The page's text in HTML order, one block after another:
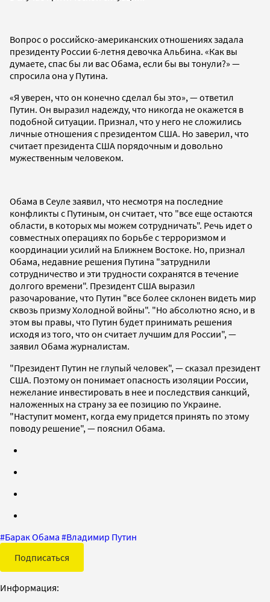
Вопрос о российско-американских отношениях задала
президенту России 6-летня девочка Альбина. «Как вы
думаете, спас бы ли вас Обама, если бы вы тонули?» —
спросила она у Путина.
«Я уверен, что он конечно сделал бы это», — ответил
Путин. Он выразил надежду, что никогда не окажется в
подобной ситуации. Признал, что у него не сложились
личные отношения с президентом США. Но заверил, что
считает президента США порядочным и довольно
мужественным человеком.
Обама в Сеуле заявил, что несмотря на последние
конфликты с Путиным, он считает, что "все еще остаются
области, в которых мы можем сотрудничать". Речь идет о
совместных операциях по борьбе с терроризмом и
координации усилий на Ближнем Востоке. Но, признал
Обама, недавние решения Путина "затруднили
сотрудничество и эти трудности сохранятся в течение
долгого времени". Президент США выразил
разочарование, что Путин "все более склонен видеть мир
сквозь призму Холодной войны". "Но абсолютно ясно, и в
этом вы правы, что Путин будет принимать решения
исходя из того, что он считает лучшим для России", —
заявил Обама журналистам.
"Президент Путин не глупый человек", — сказал президент
США. Поэтому он понимает опасность изоляции России,
нежелание инвестировать в нее и последствия санкций,
наложенных на страну за ее позицию по Украине.
"Наступит момент, когда ему придется принять по этому
поводу решение", — пояснил Обама.
#Барак Обама #Владимир Путин
Подписаться
Информация: